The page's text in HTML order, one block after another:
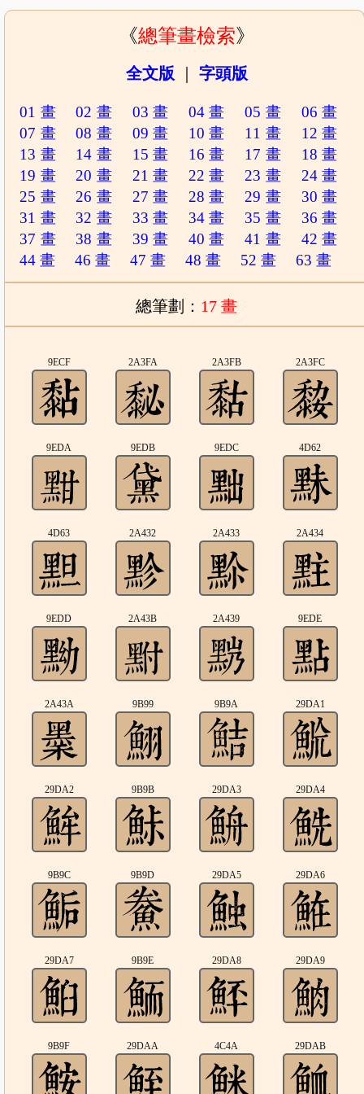
《總筆畫檢索》
全文版 字頭版
01 畫 02 畫 03 畫 04 畫 05 畫
06 畫
07 畫
08 畫 09 畫 10 畫 11 畫
12 畫
13 畫
14 畫 15 畫 16 畫 17 畫
18 畫
19 畫
20 畫 21 畫 22 畫 23 畫
24 畫
25 畫
26 畫 27 畫 28 畫 29 畫
30 畫
31 畫
32 畫 33 畫 34 畫 35 畫
36 畫
37 畫
38 畫 39 畫 40 畫 41 畫
42 畫
44 畫
46 畫 47 畫 48 畫 52 畫 63 畫
總筆劃： 17 畫
9ECF 2A3FA 2A3FB 2A3FC
9EDA 9EDB 9EDC 4D62
4D63 2A432 2A433 2A434
9EDD 2A43B 2A439 9EDE
2A43A 9B99 9B9A 29DA1
29DA2 9B9B 29DA3 29DA4
9B9C 9B9D 29DA5 29DA6
29DA7 9B9E 29DA8 29DA9
9B9F 29DAA 4C4A 29DAB